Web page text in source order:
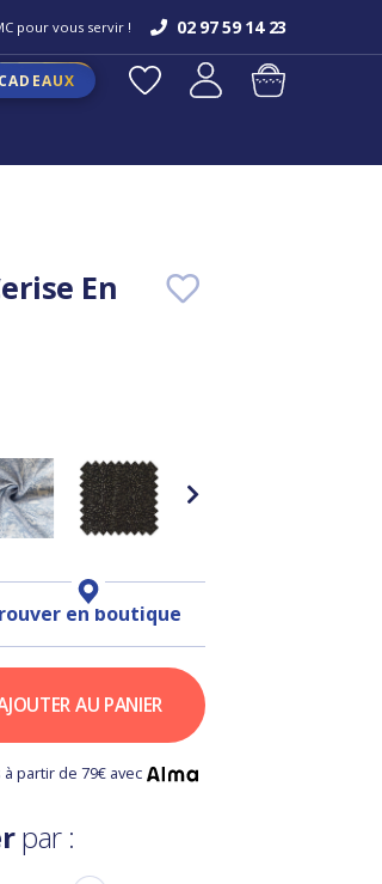
pour vous servir ! 02 97 59 14 23
En
en boutique
AU PANIER
partir de 79€ avec
par :